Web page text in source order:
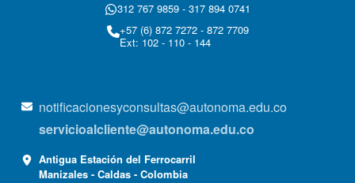
312 767 9859 - 317 894 0741
+57 (6) 872 7272 - 872 7709
Ext: 102 - 110 - 144
notificacionesyconsultas@autonoma.edu.co
servicioalcliente@autonoma.edu.co
Antigua Estación del Ferrocarril
Manizales - Caldas - Colombia